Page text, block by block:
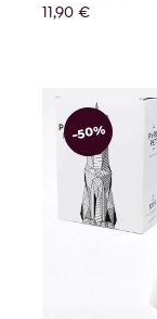
11,90 €
-50%